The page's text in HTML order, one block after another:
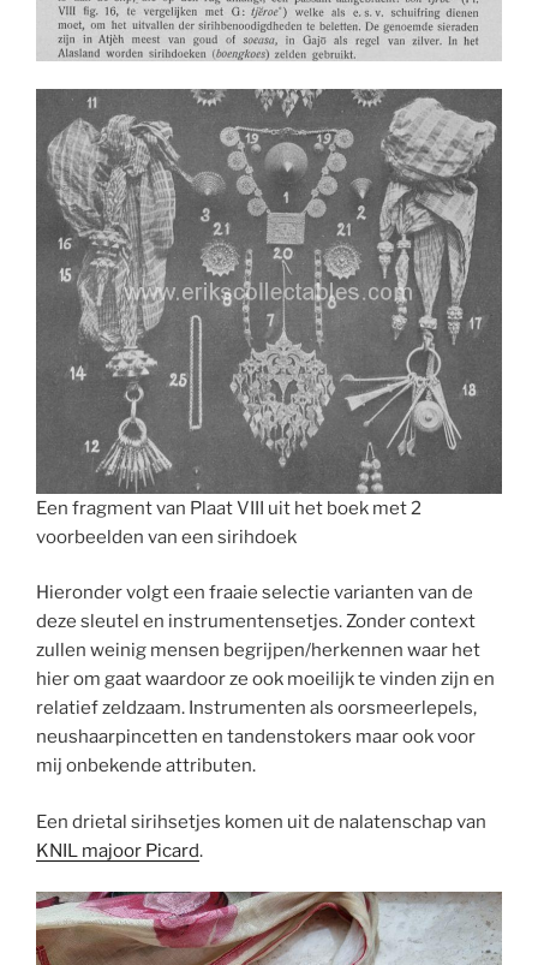
Een fragment van Plaat VIII uit het boek met 2
voorbeelden van een sirihdoek
Hieronder volgt een fraaie selectie varianten van de
deze sleutel en instrumentensetjes. Zonder context
zullen weinig mensen begrijpen/herkennen waar het
hier om gaat waardoor ze ook moeilijk te vinden zijn en
relatief zeldzaam. Instrumenten als oorsmeerlepels,
neushaarpincetten en tandenstokers maar ook voor
mij onbekende attributen.
Een drietal sirihsetjes komen uit de nalatenschap van
KNIL majoor Picard.